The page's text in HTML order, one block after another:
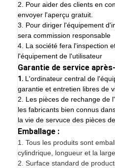
2. Pour aider des clients en
envoyer l'aperçu gratuit.
3. Pour diriger l'équipement
sera commission responsable
4. La société fera l'inspection
l'équipement de l'utilisateur
Garantie de service
1. L'ordinateur central de
garantie et entretien libres de
2. Les pièces de rechange de
les fabricants bien connus
la vie de servuce des pièces
Emballage :
1.Tous les produits sont
cylindrique, longueur et la
2. Surface standard de